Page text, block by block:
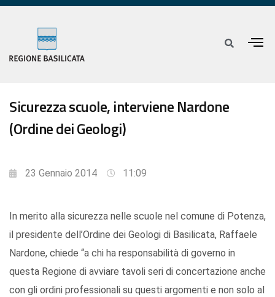
Sicurezza scuole, interviene Nardone
(Ordine dei Geologi)
23 Gennaio 2014 11:09
In merito alla sicurezza nelle scuole nel comune di Potenza,
il presidente dell’Ordine dei Geologi di Basilicata, Raffaele
Nardone, chiede “a chi ha responsabilità di governo in
questa Regione di avviare tavoli seri di concertazione anche
con gli ordini professionali su questi argomenti e non solo al